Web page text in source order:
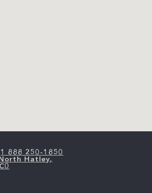
1 888 250-1850
Hatley,